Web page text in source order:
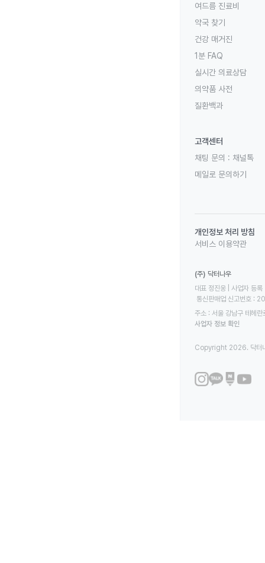
여드름 진료비
약국 찾기
건강 매거진
1분 FAQ
실시간 의료상담
의약품 사전
질환백과
고객센터
채팅 문의 : 채널톡
메일로 문의하기
개인정보 처리 방침
서비스 이용약관
(주) 닥터나우
대표 정진웅 | 사업자
통신판매업 신고번호
주소 : 서울 강남구 테헤
사업자 정보 확인
Copyright 2026. 닥터